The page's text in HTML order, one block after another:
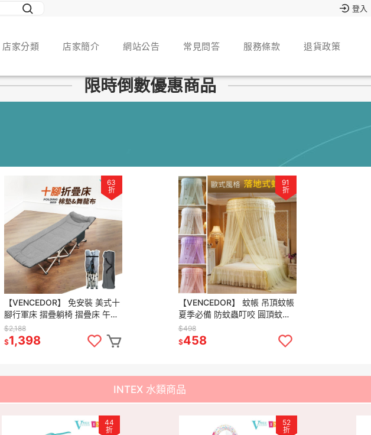
登入
店家分類 店家簡介 網站公告 常見問答 服務條款 退貨政策
限時倒數優惠商品
63
折
【VENCEDOR】 免安裝 美式十
腳行軍床 摺疊躺椅 摺疊床 午睡
床 單人床 休閒椅 露營躺椅 現貨
滿499免運
$2,188
$1,398
91
折
【VENCEDOR】 蚊帳 吊頂蚊帳
夏季必備 防蚊蟲叮咬 圓頂蚊帳
雙人床落地宮廷1.2米公主風 現
貨 滿499免運
$498
$458
INTEX 水類商品
44
折
52
折